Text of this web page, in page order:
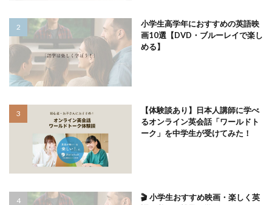
小学生高学年におすすめの英語映
画10選【DVD・ブルーレイで楽し
める】
【体験談あり】日本人講師に学べ
るオンライン英会話「ワールドト
ーク」を中学生が受けてみた！
🎬 小学生おすすめ映画・楽しく英